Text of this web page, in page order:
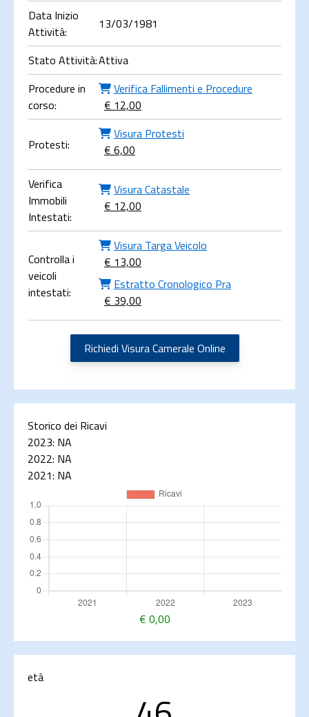
Data Inizio
Attività:
13/03/1981
Stato Attività:Attiva
Procedure in
corso:
Verifica Fallimenti e Procedure
€ 12,00
Protesti:
Visura Protesti
€ 6,00
Verifica
Immobili
Intestati:
Visura Catastale
€ 12,00
Controlla i
veicoli
intestati:
Visura Targa Veicolo
€ 13,00
Estratto Cronologico Pra
€ 39,00
Richiedi Visura Camerale Online
Storico dei Ricavi
2023: NA
2022: NA
2021: NA
€ 0,00
età